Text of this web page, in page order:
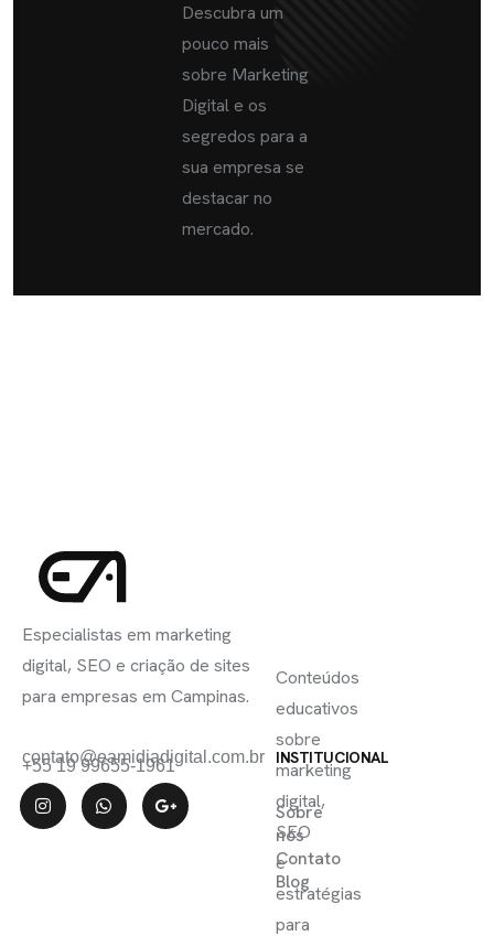
Descubra um
pouco mais
sobre Marketing
Digital e os
segredos para a
sua empresa se
destacar no
mercado.
Especialistas em marketing
digital, SEO e criação de sites
para empresas em Campinas.
contato@eamidiadigital.com.br
+55 19 99655-1961 INSTITUCIONAL
Sobre
nós
Contato
Blog
Conteúdos
educativos
sobre
marketing
digital,
SEO
e
estratégias
para